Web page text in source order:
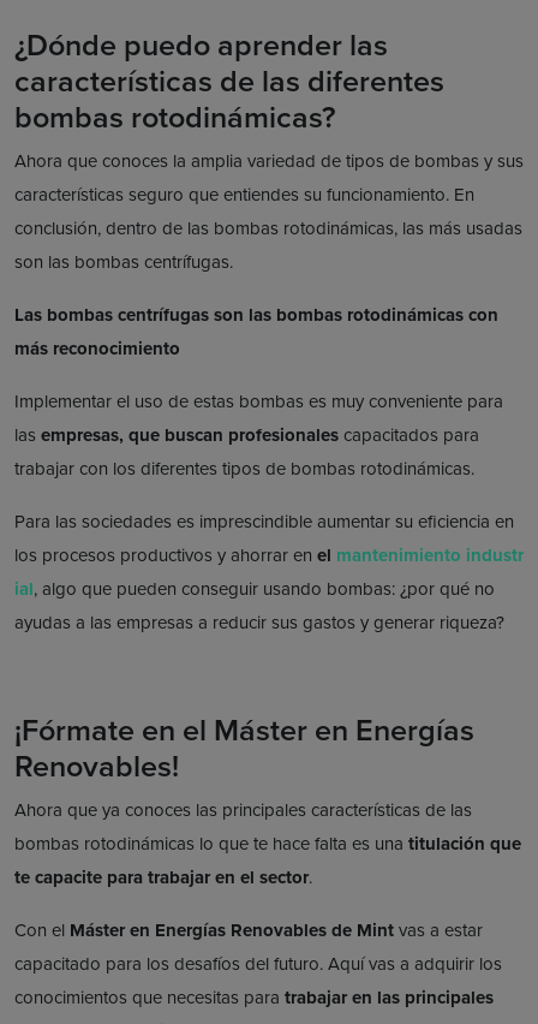
¿Dónde puedo aprender las
características de las diferentes
bombas rotodinámicas?
Ahora que conoces la amplia variedad de tipos de bombas y sus
características seguro que entiendes su funcionamiento. En
conclusión, dentro de las bombas rotodinámicas, las más usadas
son las bombas centrífugas.
Las bombas centrífugas son las bombas rotodinámicas con
más reconocimiento
Implementar el uso de estas bombas es muy conveniente para
las empresas, que buscan profesionalescapacitados para
trabajar con los diferentes tipos de bombas rotodinámicas.
Para las sociedades es imprescindible aumentar su eficiencia en
los procesos productivos y ahorrar en el mantenimiento industr
ial, algo que pueden conseguir usando bombas: ¿por qué no
ayudas a las empresas a reducir sus gastos y generar riqueza?
¡Fórmate en el Máster en Energías
Renovables!
Ahora que ya conoces las principales características de las
bombas rotodinámicas lo que te hace falta es una titulación que
te capacite para trabajar en el sector.
Con el Máster en Energías Renovables de Mintvas a estar
capacitado para los desafíos del futuro. Aquí vas a adquirir los
conocimientos que necesitas para trabajar en las principales